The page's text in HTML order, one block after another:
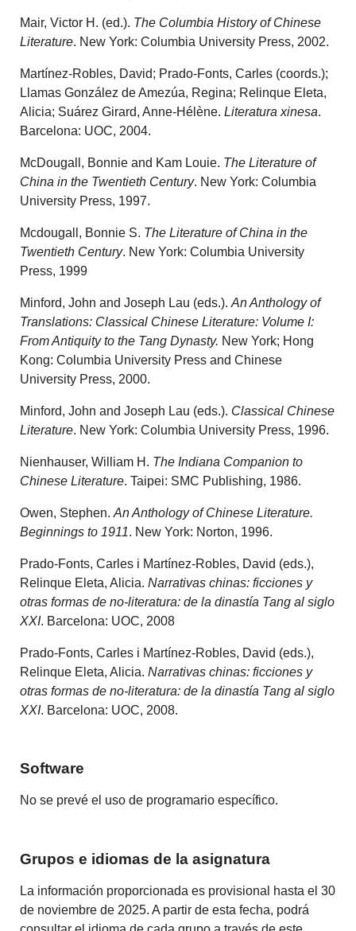
Mair, Victor H. (ed.). The Columbia History of Chinese
Literature. New York: Columbia University Press, 2002.
Martínez-Robles, David; Prado-Fonts, Carles (coords.);
Llamas González de Amezúa, Regina; Relinque Eleta,
Alicia; Suárez Girard, Anne-Hélène.Literatura xinesa.
Barcelona: UOC, 2004.
McDougall, Bonnie and Kam Louie. The Literature of
China in the Twentieth Century. New York: Columbia
University Press, 1997.
Mcdougall, Bonnie S. The Literature of China in the
Twentieth Century. New York: Columbia University
Press, 1999
Minford, John and Joseph Lau (eds.).An Anthology of
Translations: Classical Chinese Literature: Volume I:
From Antiquity to the Tang Dynasty. New York; Hong
Kong: Columbia University Press and Chinese
University Press, 2000.
Minford, John and Joseph Lau (eds.). Classical Chinese
Literature. New York: Columbia University Press, 1996.
Nienhauser, William H. The Indiana Companion to
Chinese Literature. Taipei: SMC Publishing, 1986.
Owen, Stephen.An Anthology of Chinese Literature.
Beginnings to 1911. New York: Norton, 1996.
Prado-Fonts, Carles i Martínez-Robles, David (eds.),
Relinque Eleta, Alicia.Narrativas chinas: ficciones y
otras formas de no-literatura: de la dinastía Tang al siglo
XXI. Barcelona: UOC, 2008
Prado-Fonts, Carles i Martínez-Robles, David (eds.),
Relinque Eleta, Alicia.Narrativas chinas: ficciones y
otras formas de no-literatura: de la dinastía Tang al siglo
XXI. Barcelona: UOC, 2008.
Software
No se prevé el uso de programario específico.
Grupos e idiomas de la asignatura
La información proporcionada es provisional hasta el 30
de noviembre de 2025. A partir de esta fecha, podrá